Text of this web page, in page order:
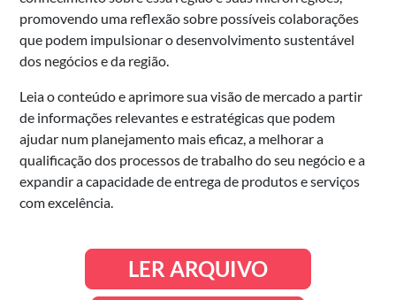
promovendo uma reflexão sobre possíveis colaborações
que podem impulsionar o desenvolvimento sustentável
dos negócios e da região.
Leia o conteúdo e aprimore sua visão de mercado a partir
de informações relevantes e estratégicas que podem
ajudar num planejamento mais eficaz, a melhorar a
qualificação dos processos de trabalho do seu negócio e a
expandir a capacidade de entrega de produtos e serviços
com excelência.
LER ARQUIVO